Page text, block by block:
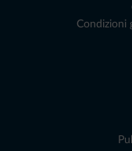
Condizioni